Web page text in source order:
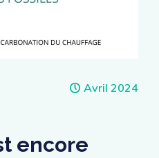
Avril 2024
encore